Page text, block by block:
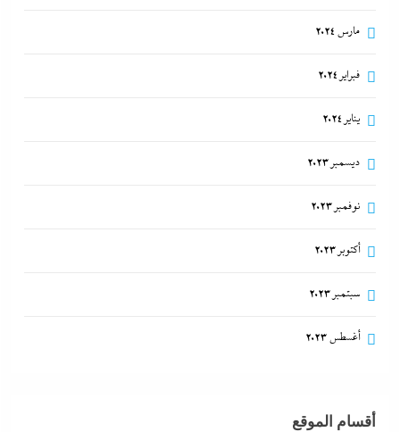
مارس 2024
فبراير 2024
يناير 2024
ديسمبر 2023
نوفمبر 2023
أكتوبر 2023
سبتمبر 2023
أغسطس 2023
أقسام الموقع